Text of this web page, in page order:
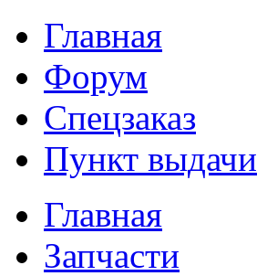
Главная
Форум
Спецзаказ
Пункт выдачи
Главная
Запчасти